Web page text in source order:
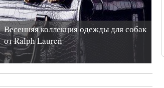
Весенняя коллекция одежды для собак
от Ralph Lauren